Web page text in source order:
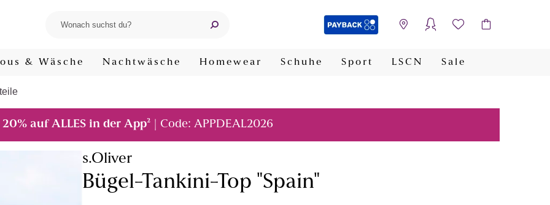
& Wäsche Nachtwäsche Homewear Schuhe Sport LSCN Sale
20% auf ALLES in der App²| Code: APPDEAL2026
s.Oliver
Bügel-Tankini-Top "Spain"